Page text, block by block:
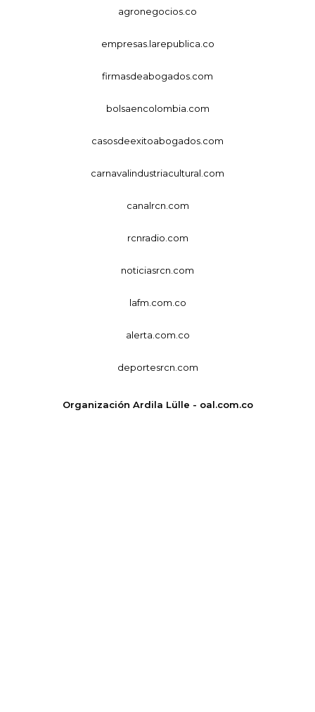
agronegocios.co
empresas.larepublica.co
firmasdeabogados.com
bolsaencolombia.com
casosdeexitoabogados.com
carnavalindustriacultural.com
canalrcn.com
rcnradio.com
noticiasrcn.com
lafm.com.co
alerta.com.co
deportesrcn.com
Organización Ardila Lülle - oal.com.co